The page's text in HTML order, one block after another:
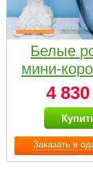
Заказать в
Белые
мини-
Bella
4 830